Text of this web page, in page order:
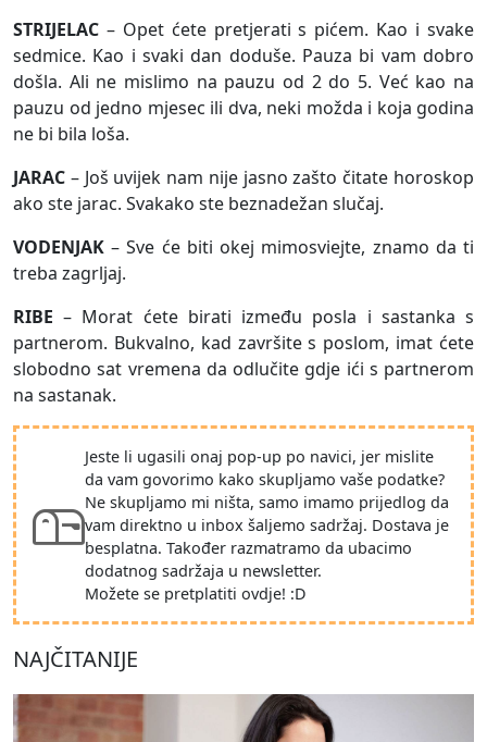
STRIJELAC – Opet ćete pretjerati s pićem. Kao i svake
sedmice. Kao i svaki dan doduše. Pauza bi vam dobro
došla. Ali ne mislimo na pauzu od 2 do 5. Već kao na
pauzu od jedno mjesec ili dva, neki možda i koja godina
ne bi bila loša.
JARAC – Još uvijek nam nije jasno zašto čitate horoskop
ako ste jarac. Svakako ste beznadežan slučaj.
VODENJAK – Sve će biti okej mimosviejte, znamo da ti
treba zagrljaj.
RIBE – Morat ćete birati između posla i sastanka s
partnerom. Bukvalno, kad završite s poslom, imat ćete
slobodno sat vremena da odlučite gdje ići s partnerom
na sastanak.
Jeste li ugasili onaj pop-up po navici, jer mislite
da vam govorimo kako skupljamo vaše podatke?
Ne skupljamo mi ništa, samo imamo prijedlog da
vam direktno u inbox šaljemo sadržaj. Dostava je
besplatna. Također razmatramo da ubacimo
dodatnog sadržaja u newsletter.
Možete se pretplatiti ovdje! :D
NAJČITANIJE